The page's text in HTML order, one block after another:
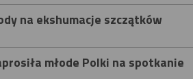
na ekshumacje szczątków
młode Polki na spotkanie